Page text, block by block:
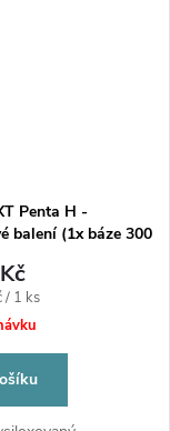
Penta H -
balení (1x báze 300
/ 1 ks